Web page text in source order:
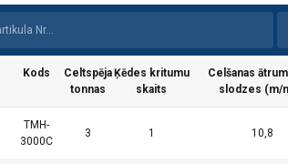
Kods
Celtspēja
tonnas
Ķēdes kritumu
skaits
Celšanas
slodzes (m/
TMH-
3000C
3 1 10,8